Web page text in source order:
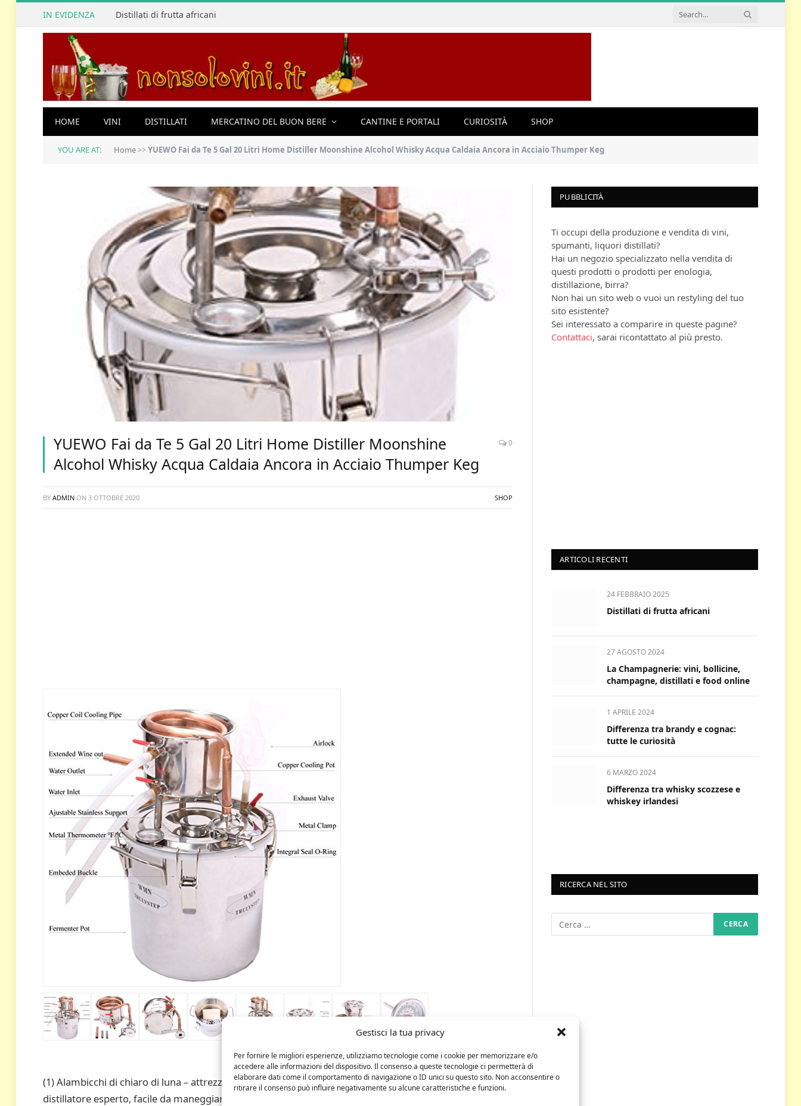
Gestisci la tua privacy
Per fornire le migliori esperienze, utilizziamo tecnologie come i cookie per memorizzare e/o
accedere alle informazioni del dispositivo. Il consenso a queste tecnologie ci permetterà di
elaborare dati come il comportamento di navigazione o ID unici su questo sito. Non acconsentire o
ritirare il consenso può influire negativamente su alcune caratteristiche e funzioni.
IN EVIDENZA Distillati di frutta africani
HOME VINI DISTILLATI MERCATINO DEL BUON BERE CANTINE E PORTALI CURIOSITÀ SHOP
YOU ARE AT: Home>>YUEWO Fai da Te 5 Gal 20 Litri Home Distiller Moonshine Alcohol Whisky Acqua Caldaia Ancora in Acciaio Thumper Keg
YUEWO Fai da Te 5 Gal 20 Litri Home Distiller Moonshine
Alcohol Whisky Acqua Caldaia Ancora in Acciaio Thumper Keg
0
BY ADMIN ON 3 OTTOBRE 2020 SHOP
(1) Alambicchi di chiaro di luna – attrezzatura completa di distillazione, adatta a principianti o
distillatore esperto, facile da maneggiare e installazione.
PUBBLICITÀ
Ti occupi della produzione e vendita di vini,
spumanti, liquori distillati?
Hai un negozio specializzato nella vendita di
questi prodotti o prodotti per enologia,
distillazione, birra?
Non hai un sito web o vuoi un restyling del tuo
sito esistente?
Sei interessato a comparire in queste pagine?
Contattaci, sarai ricontattato al più presto.
ARTICOLI RECENTI
24 FEBBRAIO 2025
Distillati di frutta africani
27 AGOSTO 2024
La Champagnerie: vini, bollicine,
champagne, distillati e food online
1 APRILE 2024
Differenza tra brandy e cognac:
tutte le curiosità
6 MARZO 2024
Differenza tra whisky scozzese e
whiskey irlandesi
RICERCA NEL SITO